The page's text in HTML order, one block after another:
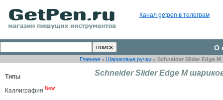
Канал getpen в телеграм
О
Главная » Шариковые ручки » Schneider Slider Edge
Типы
Каллиграфия New
Schneider Slider Edge M